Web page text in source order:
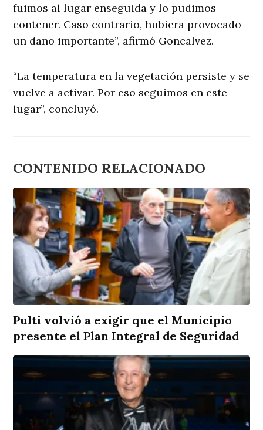
fuimos al lugar enseguida y lo pudimos
contener. Caso contrario, hubiera provocado
un daño importante”, afirmó Goncalvez.
“La temperatura en la vegetación persiste y se
vuelve a activar. Por eso seguimos en este
lugar”, concluyó.
CONTENIDO RELACIONADO
Pulti volvió a exigir que el Municipio
presente el Plan Integral de Seguridad